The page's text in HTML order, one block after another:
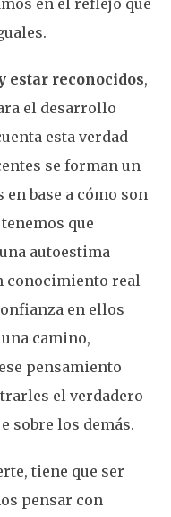
en el reflejo que
estar reconocidos,
el desarrollo
esta verdad
se forman un
base a cómo son
que
autoestima
conocimiento real
en ellos
camino,
pensamiento
el verdadero
sobre los demás.
tiene que ser
pensar con